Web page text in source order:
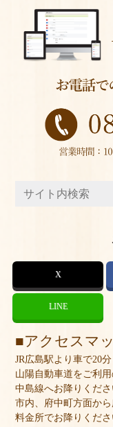
X
LINE
アクセスマ
JR広島駅より車で20分
山陽自動車道をご利
中島線へお降りくださ
市内、府中町方面か
料金所でお降りくださ